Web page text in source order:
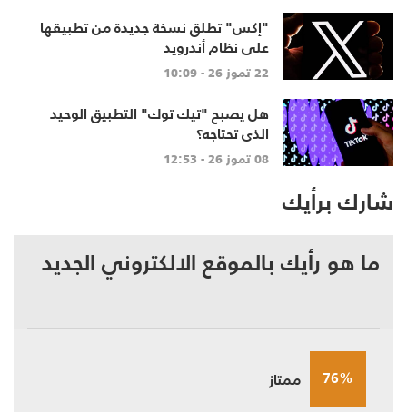
"إكس" تطلق نسخة جديدة من تطبيقها
على نظام أندرويد
22 تموز 26 - 10:09
هل يصبح "تيك توك" التطبيق الوحيد
الذي تحتاجه؟
08 تموز 26 - 12:53
شارك برأيك
ما هو رأيك بالموقع الالكتروني الجديد
76% ممتاز